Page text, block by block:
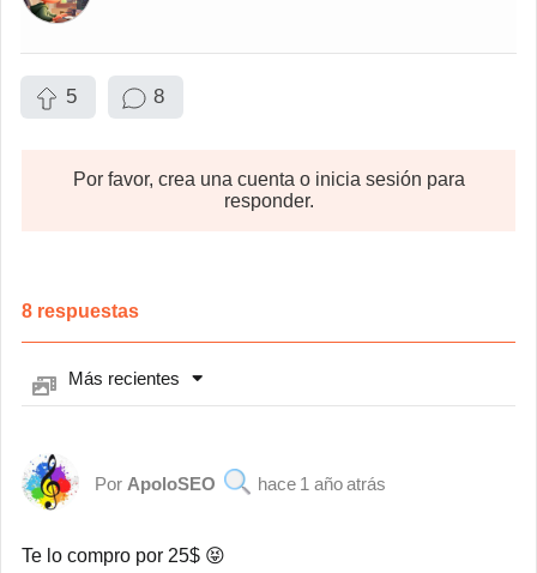
5 8
Por favor, crea una cuenta o inicia sesión para
responder.
8 respuestas
Más recientes
ApoloSEO 1 año atrás
Te lo compro por 25$ 😝